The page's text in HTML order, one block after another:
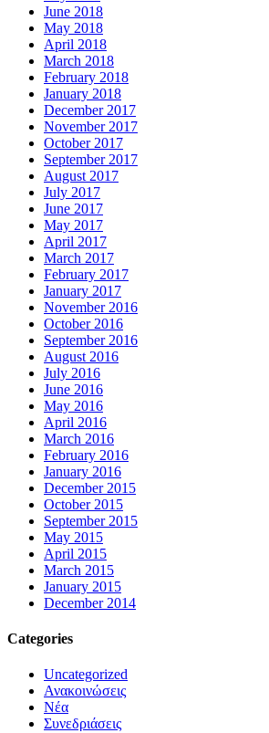
June 2018
May 2018
April 2018
March 2018
February 2018
January 2018
December 2017
November 2017
October 2017
September 2017
August 2017
July 2017
June 2017
May 2017
April 2017
March 2017
February 2017
January 2017
November 2016
October 2016
September 2016
August 2016
July 2016
June 2016
May 2016
April 2016
March 2016
February 2016
January 2016
December 2015
October 2015
September 2015
May 2015
April 2015
March 2015
January 2015
December 2014
Categories
Uncategorized
Ανακοινώσεις
Νέα
Συνεδριάσεις